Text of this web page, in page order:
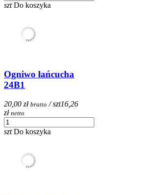
szt Do koszyka
Ogniwo łańcucha
24B1
20,00 zł brutto / szt16,26
zł netto
szt Do koszyka